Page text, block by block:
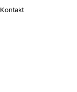
Kontakt